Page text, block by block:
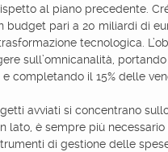
al piano precedente.
budget pari a 20 miliardi di
tecnologica.
sull’omnicanalità,
completando il 15% delle
avviati si concentrano
lato, è sempre più
di gestione delle